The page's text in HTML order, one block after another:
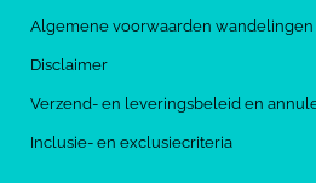
Algemene voorwaarden wandelingen
Disclaimer
Verzend- en leveringsbeleid en
Inclusie- en exclusiecriteria